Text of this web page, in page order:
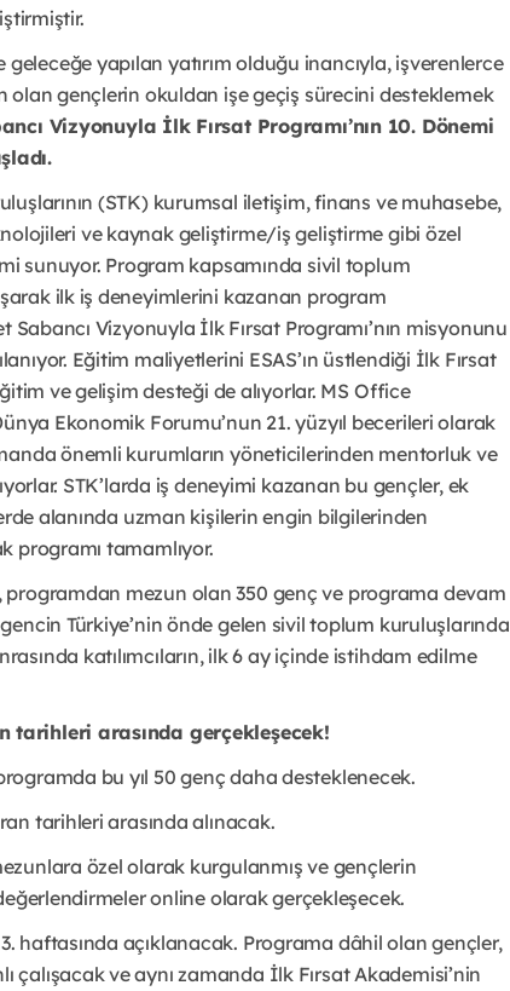
yapılan yatırım olduğu inancıyla, işverenlerce
gençlerin okuldan işe geçiş sürecini desteklemek
Vizyonuyla İlk Fırsat Programı’nın 10. Dönemi
(STK) kurumsal iletişim, finans ve muhasebe,
ve kaynak geliştirme/iş geliştirme gibi özel
sunuyor. Program kapsamında sivil toplum
ilk iş deneyimlerini kazanan program
Sabancı Vizyonuyla İlk Fırsat Programı’nın misyonunu
Eğitim maliyetlerini ESAS’ın üstlendiği İlk Fırsat
ve gelişim desteği de alıyorlar. MS Office
Ekonomik Forumu’nun 21. yüzyıl becerileri olarak
önemli kurumların yöneticilerinden mentorluk ve
STK’larda iş deneyimi kazanan bu gençler, ek
alanında uzman kişilerin engin bilgilerinden
programı tamamlıyor.
programdan mezun olan 350 genç ve programa devam
Türkiye’nin önde gelen siviltoplum kuruluşlarında
katılımcıların, ilk 6 ay içinde istihdam edilme
tarihleri arasında gerçekleşecek!
bu yıl 50 genç daha desteklenecek.
tarihleri arasında alınacak.
özel olarak kurgulanmış ve gençlerin
online olarak gerçekleşecek.
haftasında açıklanacak. Programa dâhil olan gençler,
çalışacak ve aynı zamanda İlk Fırsat Akademisi’nin